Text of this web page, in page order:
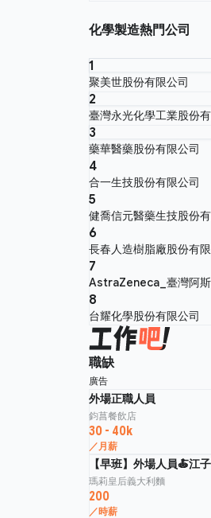
化學製造熱門公司
1
聚美世股份有限公司
2
臺灣永光化學工業股份
3
藥華醫藥股份有限公司
4
合一生技股份有限公司
5
健喬信元醫藥生技股份
6
長春人造樹脂廠股份有
7
AstraZeneca_臺灣阿斯
8
台耀化學股份有限公司
職缺
廣告
外場正職人員
鈞菖餐飲店
30 - 40k
／月薪
【早班】外場人員🍝江
瑪莉皇后義大利麵
200
／時薪